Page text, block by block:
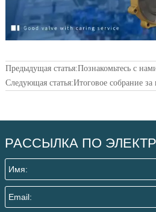
Предыдущая статья:Познакомьтесь с
Следующая статья:Итоговое собрание
РАССЫЛКА ПО